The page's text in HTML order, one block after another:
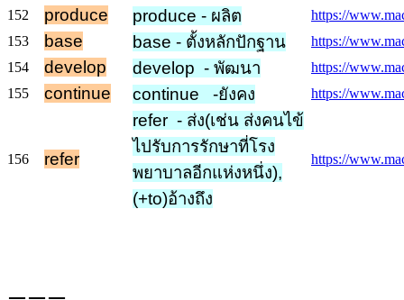
152 produce produce - ผลิต
https://
153
base base - ตั้งหลักปักฐาน
https://
154
develop develop - พัฒนา
https://
155
continue continue -ยังคง https://
156 refer
refer - ส่ง(เช่น ส่งคนไข้
ไปรับการรักษาที่โรง
พยาบาลอีกแห่งหนึ่ง),
(+to)อ้างถึง
https://